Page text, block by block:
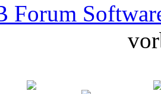
Forum